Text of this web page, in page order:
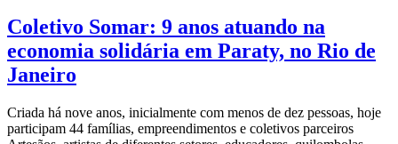
Coletivo Somar: 9 anos atuando na
economia solidária em Paraty, no Rio de
Janeiro
Criada há nove anos, inicialmente com menos de dez pessoas, hoje
participam 44 famílias, empreendimentos e coletivos parceiros